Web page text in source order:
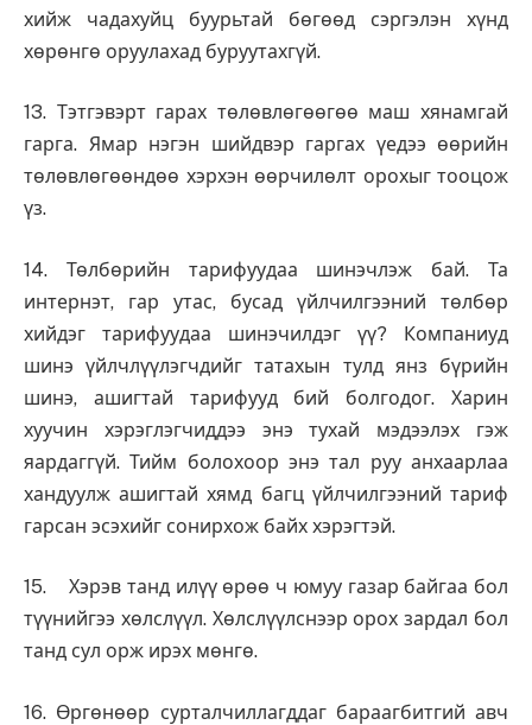
хийж чадахуйц буурьтай бөгөөд сэргэлэн хүнд
хөрөнгө оруулахад буруутахгүй.
13. Тэтгэвэрт гарах төлөвлөгөөгөө маш хянамгай
гарга. Ямар нэгэн шийдвэр гаргах үедээ өөрийн
төлөвлөгөөндөө хэрхэн өөрчилөлт орохыг тооцож
үз.
14. Төлбөрийн тарифуудаа шинэчлэж бай. Та
интернэт, гар утас, бусад үйлчилгээний төлбөр
хийдэг тарифуудаа шинэчилдэг үү? Компаниуд
шинэ үйлчлүүлэгчдийг татахын тулд янз бүрийн
шинэ, ашигтай тарифууд бий болгодог. Харин
хуучин хэрэглэгчиддээ энэ тухай мэдээлэх гэж
яардаггүй. Тийм болохоор энэ тал руу анхаарлаа
хандуулж ашигтай хямд багц үйлчилгээний тариф
гарсан эсэхийг сонирхож байх хэрэгтэй.
15. Хэрэв танд илүү өрөө ч юмуу газар байгаа бол
түүнийгээ хөлслүүл. Хөлслүүлснээр орох зардал бол
танд сул орж ирэх мөнгө.
16. Өргөнөөр сурталчиллагддаг бараагбитгий авч